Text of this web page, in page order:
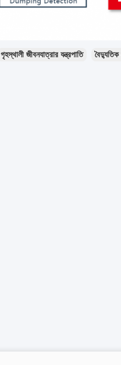
গৃহস্থালী জীবনযাত্রার যন্ত্রপাতি বৈদ্যুতিক